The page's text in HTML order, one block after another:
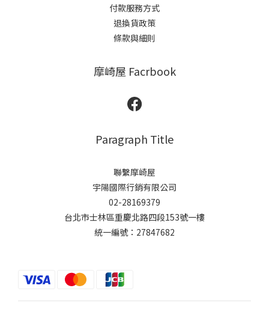
付款服務方式
退換貨政策
條款與細則
摩崎屋 Facrbook
Paragraph Title
聯繫摩崎屋
宇陽國際行銷有限公司
02-28169379
台北市士林區重慶北路四段153號一樓
統一編號：27847682